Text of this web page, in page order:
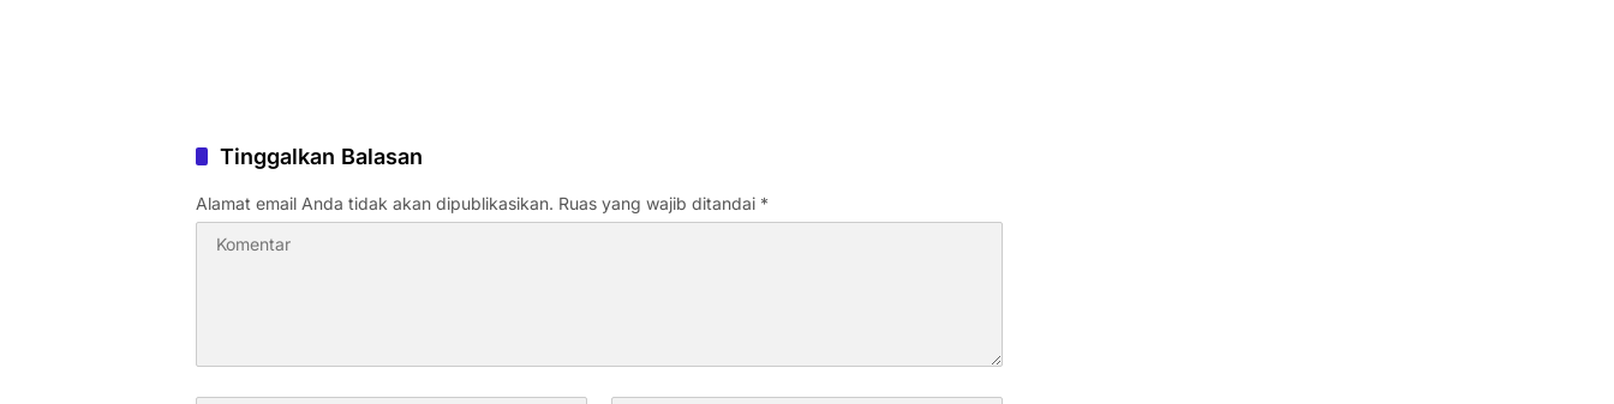
Tinggalkan Balasan
Alamat email Anda tidak akan dipublikasikan. Ruas yang wajib ditandai *